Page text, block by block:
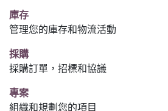
庫存
管理您的庫存和物流活動
採購
採購訂單，招標和協議
專案
組織和規劃您的項目